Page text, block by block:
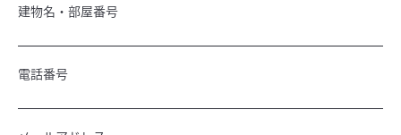
建物名・部屋番号
電話番号